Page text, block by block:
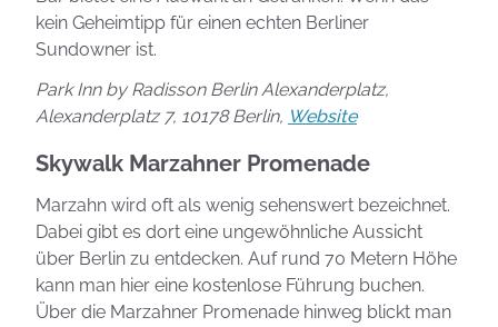
kein Geheimtipp für einen echten Berliner
Sundowner ist.
Park Inn by Radisson Berlin Alexanderplatz,
Alexanderplatz 7, 10178 Berlin, Website
Skywalk Marzahner Promenade
Marzahn wird oft als wenig sehenswert bezeichnet.
Dabei gibt es dort eine ungewöhnliche Aussicht
über Berlin zu entdecken. Auf rund 70 Metern Höhe
kann man hier eine kostenlose Führung buchen.
Über die Marzahner Promenade hinweg blickt man